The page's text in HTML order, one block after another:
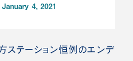
January 4, 2021
ステーション恒例のエンデ